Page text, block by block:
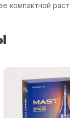
компактной